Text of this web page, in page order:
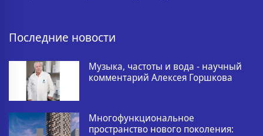
Последние новости
Музыка, частоты и вода - научный
комментарий Алексея Горшкова
Многофункциональное
пространство нового поколения: